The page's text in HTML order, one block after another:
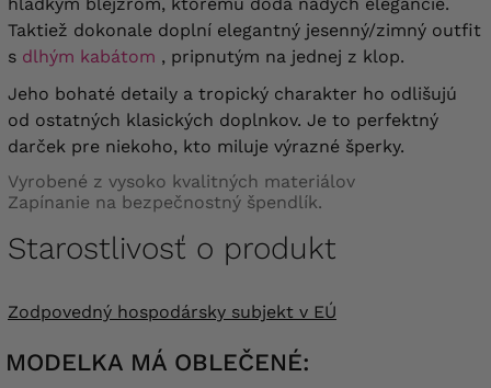
Taktiež dokonale doplní elegantný jesenný/zimný outfit
s dlhým kabátom , pripnutým na jednej z klop.
Jeho bohaté detaily a tropický charakter ho odlišujú
od ostatných klasických doplnkov. Je to perfektný
darček pre niekoho, kto miluje výrazné šperky.
Vyrobené z vysoko kvalitných materiálov
Zapínanie na bezpečnostný špendlík.
Starostlivosť o produkt
Zodpovedný hospodársky subjekt v EÚ
MODELKA MÁ OBLEČENÉ: